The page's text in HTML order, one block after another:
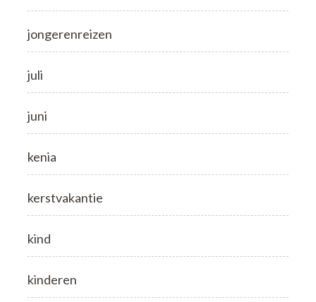
jongerenreizen
juli
juni
kenia
kerstvakantie
kind
kinderen